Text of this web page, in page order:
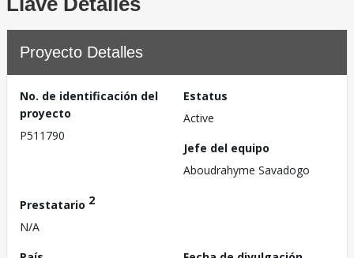
Proyecto Detalles
No. de identificación del
proyecto
P511790
Estatus
Active
Jefe del equipo
Aboudrahyme Savadogo
Prestatario 2
N/A